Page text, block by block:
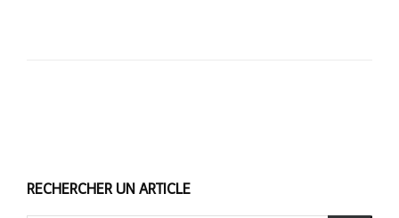
RECHERCHER UN ARTICLE